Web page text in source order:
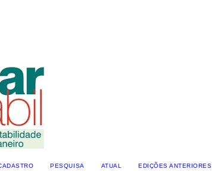
PESQUISA ATUAL EDIÇÕES ANTERIORES